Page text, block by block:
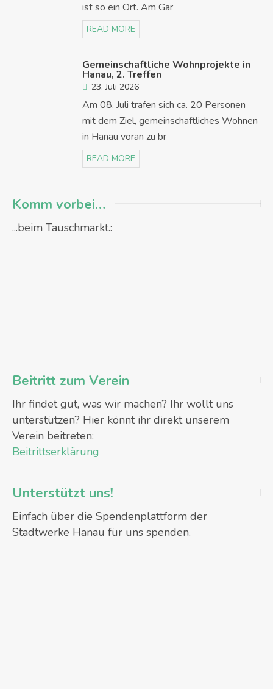
ist so ein Ort. Am Gar
READ MORE
Gemeinschaftliche Wohnprojekte in
Hanau, 2. Treffen
23. Juli 2026
Am 08. Juli trafen sich ca. 20 Personen
mit dem Ziel, gemeinschaftliches Wohnen
in Hanau voran zu br
READ MORE
Komm vorbei…
...beim Tauschmarkt.:
Beitritt zum Verein
Ihr findet gut, was wir machen? Ihr wollt uns
unterstützen? Hier könnt ihr direkt unserem
Verein beitreten:
Beitrittserklärung
Unterstützt uns!
Einfach über die Spendenplattform der
Stadtwerke Hanau für uns spenden.